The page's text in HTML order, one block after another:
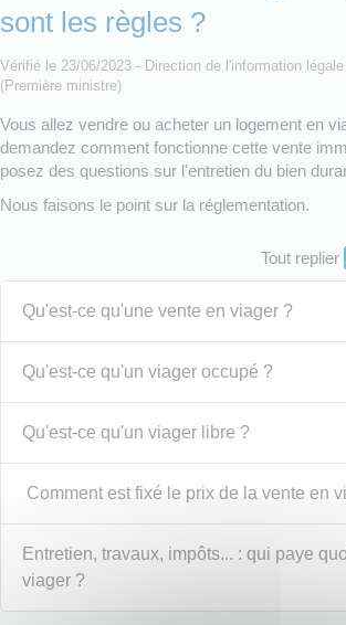
sont les règles ?
Vérifié le 23/06/2023 - Direction de l'information
(Première ministre)
Vous allez vendre ou acheter un logement en
demandez comment fonctionne cette vente
posez des questions sur l'entretien du bien
Nous faisons le point sur la réglementation.
Tout replier
Qu'est-ce qu'une vente en viager ?
Qu'est-ce qu'un viager occupé ?
Qu'est-ce qu'un viager libre ?
Comment est fixé le prix de la vente en
Entretien, travaux, impôts... : qui paye
viager ?